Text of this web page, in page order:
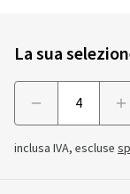
La sua
inclusa IVA, escluse